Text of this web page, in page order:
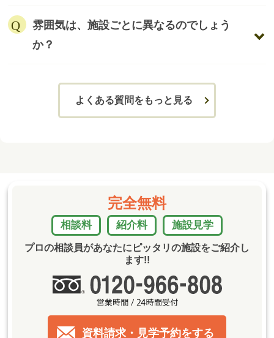
雰囲気は、施設ごとに異なるのでしょう
か？
よくある質問をもっと見る
完全無料
相談料 紹介料 施設見学
プロの相談員があなたにピッタリの施設をご紹介し
ます!!
資料請求・見学予約をする